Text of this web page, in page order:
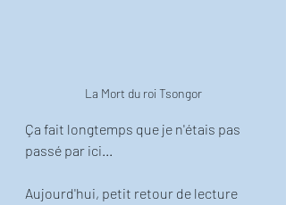
La Mort du roi Tsongor
Ça fait longtemps que je n'étais pas
passé par ici...
Aujourd'hui, petit retour de lecture